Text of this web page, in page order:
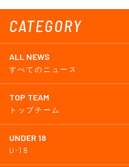
CATEGORY
ALL NEWS
すべてのニュース
TOP TEAM
トップチーム
UNDER 18
U-18